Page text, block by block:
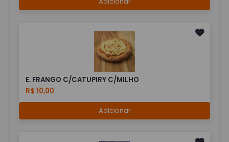
E. FRANGO C/CATUPIRY C/MILHO
R$ 10,00
Adicionar